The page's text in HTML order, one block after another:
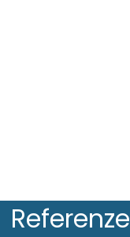
Referenze